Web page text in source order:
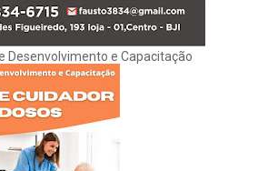
Desenvolvimento e Capacitação